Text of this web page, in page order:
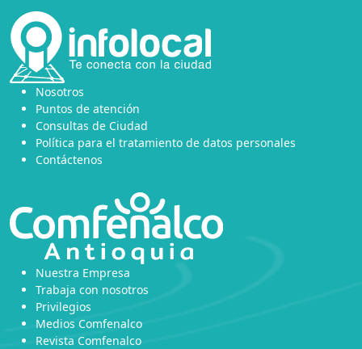
Nosotros
Puntos de atención
Consultas de Ciudad
Política para el tratamiento de datos personales
Contáctenos
Nuestra Empresa
Trabaja con nosotros
Privilegios
Medios Comfenalco
Revista Comfenalco